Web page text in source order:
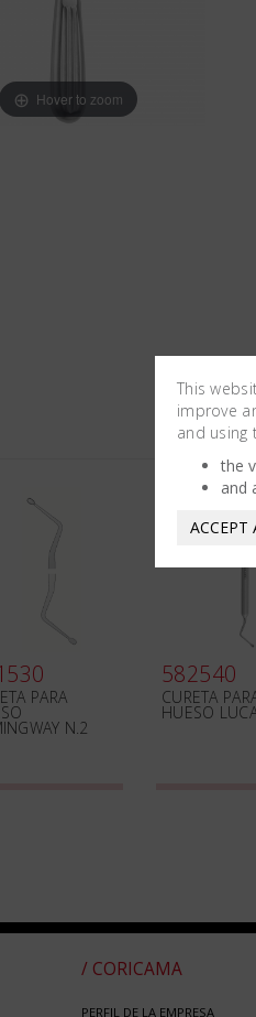
Hover to zoom
PARA
N.2
582540
CURETA
HUESO
/ CORICAMA
PERFIL DE LA EMPRESA
This
improve
and using
the
and